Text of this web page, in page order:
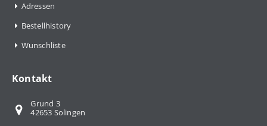
Adressen
Bestellhistory
Wunschliste
Kontakt
Grund 3
42653 Solingen